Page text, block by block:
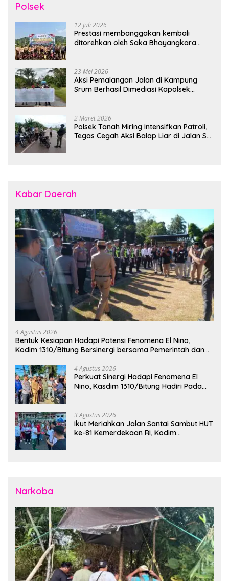
Polsek
12 Juli 2026
Prestasi membanggakan kembali
ditorehkan oleh Saka Bhayangkara
23 Mei 2026
Aksi Pemalangan Jalan di Kampung
Srum Berhasil Dimediasi Kapolsek
2 Maret 2026
Polsek Tanah Miring Intensifkan Patroli,
Tegas Cegah Aksi Balap Liar di Jalan SP
Kabar Daerah
4 Agustus 2026
Bentuk Kesiapan Hadapi Potensi Fenomena El Nino,
Kodim 1310/Bitung Bersinergi bersama Pemerintah dan
Bencana
4 Agustus 2026
Perkuat Sinergi Hadapi Fenomena El
Nino, Kasdim 1310/Bitung Hadiri Pada
3 Agustus 2026
Ikut Meriahkan Jalan Santai Sambut HUT
ke-81 Kemerdekaan RI, Kodim
Narkoba